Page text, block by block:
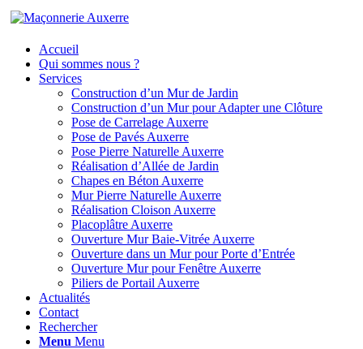
Accueil
Qui sommes nous ?
Services
Construction d’un Mur de Jardin
Construction d’un Mur pour Adapter une Clôture
Pose de Carrelage Auxerre
Pose de Pavés Auxerre
Pose Pierre Naturelle Auxerre
Réalisation d’Allée de Jardin
Chapes en Béton Auxerre
Mur Pierre Naturelle Auxerre
Réalisation Cloison Auxerre
Placoplâtre Auxerre
Ouverture Mur Baie-Vitrée Auxerre
Ouverture dans un Mur pour Porte d’Entrée
Ouverture Mur pour Fenêtre Auxerre
Piliers de Portail Auxerre
Actualités
Contact
Rechercher
Menu Menu